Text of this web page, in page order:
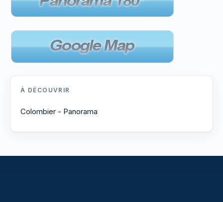
À DÉCOUVRIR
Colombier - Panorama